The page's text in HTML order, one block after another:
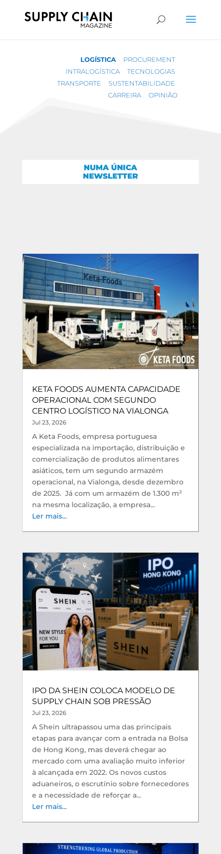
LOGÍSTICA
PROCUREMENT
INTRALOGÍSTICA
TECNOLOGIAS
TRANSPORTE
SUSTENTABILIDADE
CARREIRA
OPINIÃO
KETA FOODS AUMENTA CAPACIDADE
OPERACIONAL COM SEGUNDO
CENTRO LOGÍSTICO NA VIALONGA
Jul 23, 2026
A Keta Foods, empresa portuguesa
especializada na importação, distribuição e
comercialização de produtos alimentares
asiáticos, tem um segundo armazém
operacional, na Vialonga, desde dezembro
de 2025. Já com um armazém de 1.300 m²
na mesma localização, a empresa...
Ler mais...
IPO DA SHEIN COLOCA MODELO DE
SUPPLY CHAIN SOB PRESSÃO
Jul 23, 2026
A Shein ultrapassou uma das principais
etapas para avançar com a entrada na Bolsa
de Hong Kong, mas deverá chegar ao
mercado com uma avaliação muito inferior
à alcançada em 2022. Os novos custos
aduaneiros, o escrutínio sobre fornecedores
e a necessidade de reforçar a...
Ler mais...